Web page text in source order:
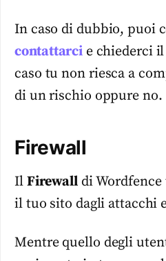
In caso di dubbio, puoi
contattarcie chiederci il
caso tu non riesca a
di un rischio oppure no.
Firewall
Il Firewalldi Wordfence
il tuo sito dagli attacchi
Mentre quello degli